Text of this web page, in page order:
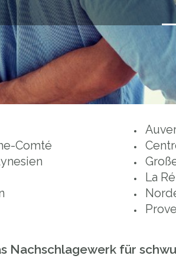
Comté
La
Nachschlagewerk für